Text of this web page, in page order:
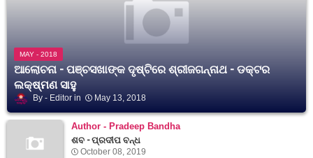
MAY - 2018
ଆଲୋଚନା - ପଞ୍ଚସଖାଙ୍କ ଦୃଷ୍ଟିରେ ଶ୍ରୀଜଗନ୍ନାଥ - ଡକ୍ଟର
ଲକ୍ଷ୍ମଣ ସାହୁ
Editor May 13, 2018
Author - Pradeep Bandha
ଶବ - ପ୍ରଦୀପ ବନ୍ଧ
October 08, 2019